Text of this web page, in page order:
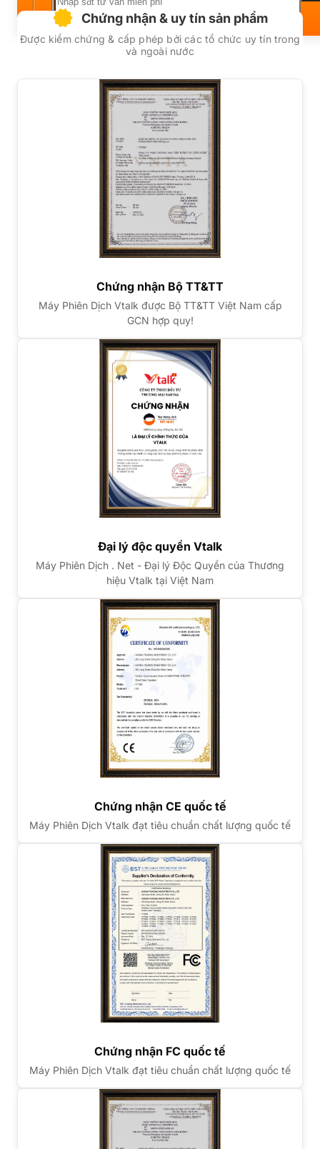
Chứng nhận & uy tín sản phẩm
Được kiểm chứng & cấp phép bởi các tổ chức uy tín trong
và ngoài nước
Chứng nhận Bộ TT&TT
Máy Phiên Dịch Vtalk được Bộ TT&TT Việt Nam cấp
GCN hợp quy!
Đại lý độc quyền Vtalk
Máy Phiên Dịch . Net - Đại lý Độc Quyền của Thương
hiệu Vtalk tại Việt Nam
Chứng nhận CE quốc tế
Máy Phiên Dịch Vtalk đạt tiêu chuẩn chất lượng quốc tế
Chứng nhận FC quốc tế
Máy Phiên Dịch Vtalk đạt tiêu chuẩn chất lượng quốc tế